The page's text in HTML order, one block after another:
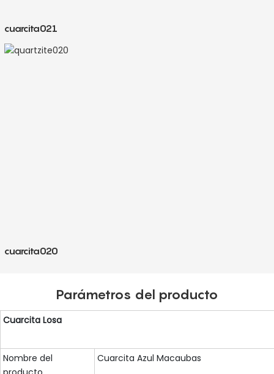
cuarcita021
cuarcita020
Parámetros del producto
Cuarcita Losa
Nombre del
Cuarcita Azul Macaubas